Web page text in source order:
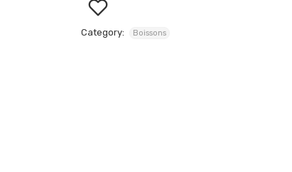
Category: Boissons